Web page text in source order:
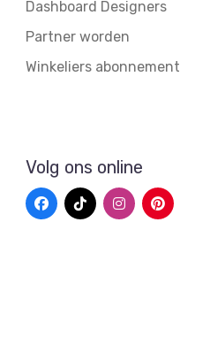
Dashboard Designers
Partner worden
Winkeliers abonnement
Volg ons online